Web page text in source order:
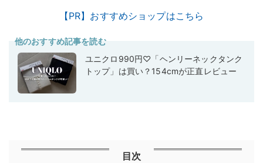
【PR】おすすめショップはこちら
他のおすすめ記事を読む
ユニクロ990円♡「ヘンリーネックタンク
トップ」は買い？154cmが正直レビュー
目次